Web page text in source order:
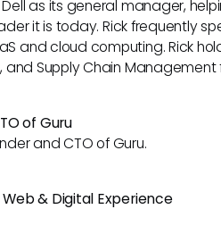
Dell as its general manager,
it is today. Rick frequently
and cloud computing. Rick
and Supply Chain Management
of Guru
and CTO of Guru.
& Digital Experience